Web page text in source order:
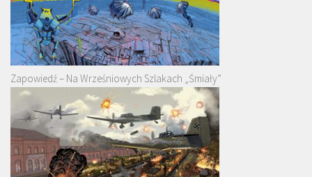
Zapowiedź – Na Wrześniowych Szlakach „Śmiały”